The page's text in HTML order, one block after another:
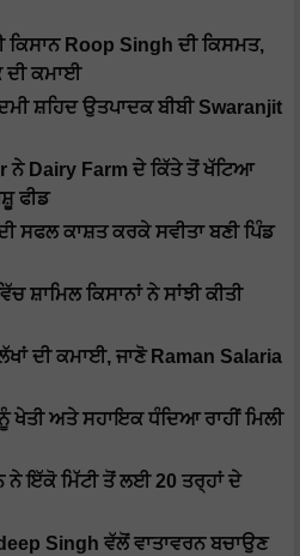
Roop Singh ਦੀ ਕਿਸਮਤ,
ਦੀ ਕਮਾਈ
ਸ਼ਹਿਦ ਉਤਪਾਦਕ ਬੀਬੀ Swaranjit
ਨੇ Dairy Farm ਦੇ ਕਿੱਤੇ ਤੋਂ ਖੱਟਿਆ
ਫੀਡ
ਸਫਲ ਕਾਸ਼ਤ ਕਰਕੇ ਸਵੀਤਾ ਬਣੀ ਪਿੰਡ
ਸ਼ਾਮਿਲ ਕਿਸਾਨਾਂ ਨੇ ਸਾਂਝੀ ਕੀਤੀ
ਦੀ ਕਮਾਈ, ਜਾਣੋ Raman Salaria
ਖੇਤੀ ਅਤੇ ਸਹਾਇਕ ਧੰਦਿਆ ਰਾਹੀਂ ਮਿਲੀ
ਨੇ ਇੱਕੋ ਮਿੱਟੀ ਤੋਂ ਲਈ 20 ਤਰ੍ਹਾਂ ਦੇ
Singh ਵੱਲੋਂ ਵਾਤਾਵਰਨ ਬਚਾਉਣ